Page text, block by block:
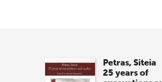
Petras, Siteia
25 years of